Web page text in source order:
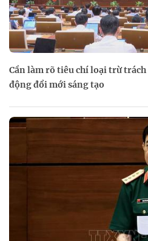
Cần làm rõ tiêu chí loại trừ
động đổi mới sáng tạo